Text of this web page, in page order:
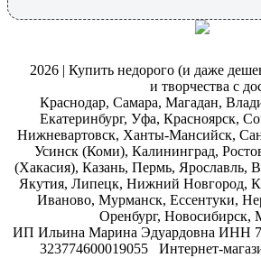
2026 | Купить недорого (и даже
и творчества с
Краснодар, Самара, Магадан,
Екатеринбург, Уфа, Красноярск,
Нижневартовск, Ханты-Мансийск,
Усинск (Коми), Калининград,
(Хакасия), Казань, Пермь, Ярославль,
Якутия, Липецк, Нижний Новгород,
Иваново, Мурманск, Ессентуки,
Оренбург, Новосибирск,
ИП Ильина Марина Эдуардовна ИНН
323774600019055
Интернет-